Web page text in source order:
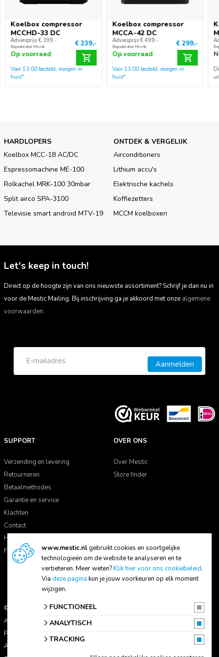
Koelbox compressor
MCCHD-33 DC
Adviesprijs € 399,-
Bepaald door Mestic
€ 239,-
Op voorraad
Voor 13:00 besteld, morgen in
huis*
Koelbox compressor
MCCA-42 DC
Adviesprijs € 499,-
Bepaald door Mestic
€ 299,-
Op voorraad
Voor 13:00 besteld, morgen in
huis*
HARDLOPERS
Koelbox MCC-18 AC/DC
Espressomachine ME-100
Rolkachel MRK-100 30mbar
Split airco SPA-3100
Televisie smart android MTV-19
ONTDEK & VERGELIJK
Airconditioners
Lithium accu's
Elektrische kachels
Koffiezetters
MCCM koelboxen
Let's keep in touch!
Direct op de hoogte zijn van ons nieuwste assortiment? Schrijf je dan nu in
voor de Mestic Mailing. Bij inschrijving ga je akkoord met onze algemene
voorwaarden.
Aanmelden
SUPPORT
Verzending en levering
Retourneren
Betaalmethodes
Garantie en service
Klachten
Contact
Handleidingen
FAQ
OVER ONS
Over Mestic
Store finder
© 2026 Mestic
Alle prijzen zijn inclusief btw.
Privacyverklaring
Algemene voorwaarden
www.mestic.nlgebruikt cookies en soortgelijke
technologieën om de website te analyseren en te
verbeteren. Meer weten?Klik hier voor ons cookiebeleid.
Via deze pagina kun je jouw voorkeuren op elk moment
wijzigen.
FUNCTIONEEL
ANALYTISCH
TRACKING